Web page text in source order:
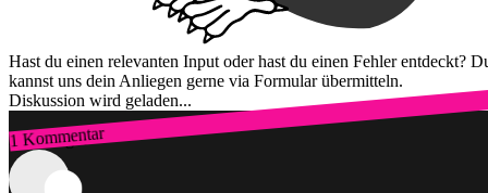
Hast du einen relevanten Input oder hast du einen Fehler entdeckt?
kannst uns dein Anliegen gerne via Formular übermitteln.
Diskussion wird geladen...
1 Kommentar
Zum Login